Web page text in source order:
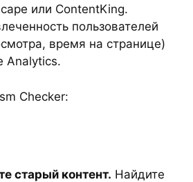
или ContentKing.
пользователей
время на странице)
Analytics.
Checker:
старый контент. Найдите